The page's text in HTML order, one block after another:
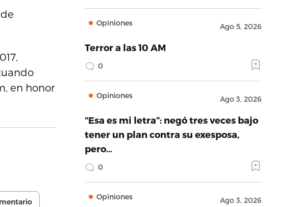
en honor
Opiniones Ago 5, 2026
Terror a las 10 AM
0
Opiniones Ago 3, 2026
“Esa es mi letra”: negó tres veces bajo
tener un plan contra su exesposa,
pero…
0
Opiniones Ago 3, 2026